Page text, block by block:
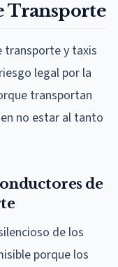
Transporte
transporte y taxis
legal por la
transportan
no estar al tanto
de
de los
porque los